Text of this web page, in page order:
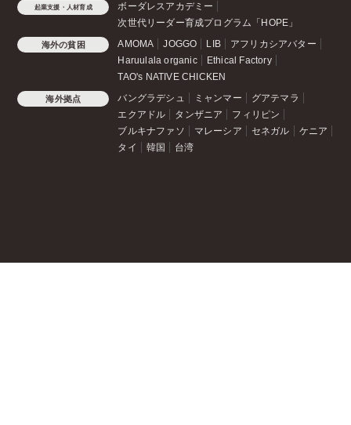
起業支援・人材育成
ボーダレスアカデミー
次世代リーダー育成プログラム「HOPE」
海外の貧困 AMOMA JOGGO LIB
アフリカシアバター
Haruulala organic
Ethical Factory
TAO's NATIVE CHICKEN
海外拠点 バングラデシュ ミャンマー
グアテマラ
エクアドル
タンザニア
フィリピン
ブルキナファソ
マレーシア セネガル
ケニア
タイ
韓国 台湾